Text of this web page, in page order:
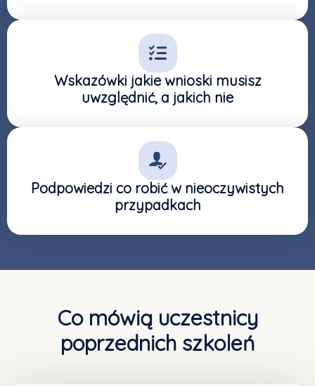
Wskazówki jakie wnioski musisz
uwzględnić, a jakich nie
Podpowiedzi co robić w nieoczywistych
przypadkach
Co mówią uczestnicy
poprzednich szkoleń